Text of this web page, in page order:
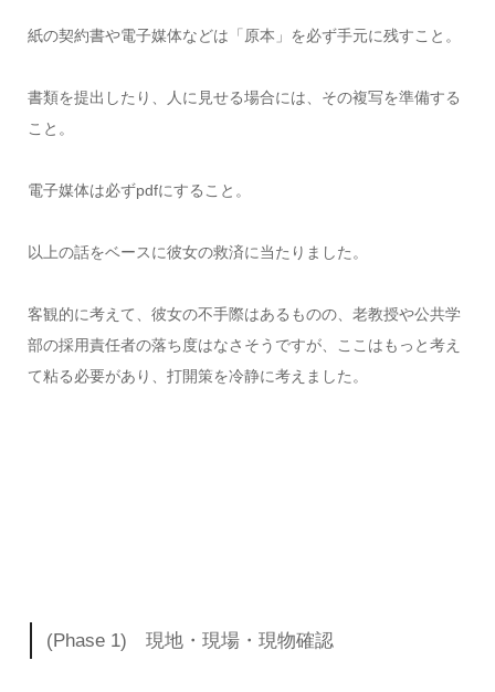
紙の契約書や電子媒体などは「原本」を必ず手元に残すこと。
書類を提出したり、人に見せる場合には、その複写を準備する
こと。
電子媒体は必ずpdfにすること。
以上の話をベースに彼女の救済に当たりました。
客観的に考えて、彼女の不手際はあるものの、老教授や公共学
部の採用責任者の落ち度はなさそうですが、ここはもっと考え
て粘る必要があり、打開策を冷静に考えました。
(Phase 1) 現地・現場・現物確認